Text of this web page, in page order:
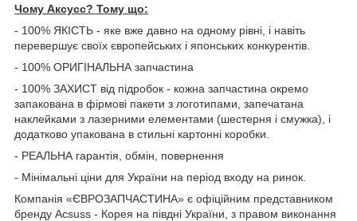
Чому Aксусс? Тому що:
- 100% ЯКІСТЬ - яке вже давно на одному рівні, і навіть
перевершує своїх європейських і японських конкурентів.
- 100% ОРИГІНАЛЬНА запчастина
- 100% ЗАХИСТ від підробок - кожна запчастина окремо
запакована в фірмові пакети з логотипами, запечатана
наклейками з лазерними елементами (шестерня і смужка), і
додатково упакована в стильні картонні коробки.
- РЕАЛЬНА гарантія, обмін, повернення
- Мінімальні ціни для України на період входу на ринок.
Компанія «ЄВРОЗАПЧАСТИНА» є офіційним представником
бренду Acsuss - Корея на півдні України, з правом виконання